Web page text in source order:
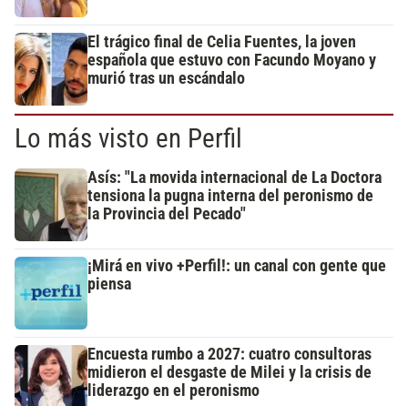
El trágico final de Celia Fuentes, la joven
española que estuvo con Facundo Moyano y
murió tras un escándalo
Lo más visto en Perfil
Asís: "La movida internacional de La Doctora
tensiona la pugna interna del peronismo de
la Provincia del Pecado"
¡Mirá en vivo +Perfil!: un canal con gente que
piensa
Encuesta rumbo a 2027: cuatro consultoras
midieron el desgaste de Milei y la crisis de
liderazgo en el peronismo